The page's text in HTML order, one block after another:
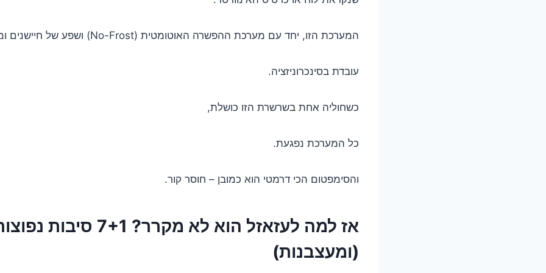
המערכת הזו, יחד עם מערכת ההפשרה האוטומטית (No-Frost) ושפע של חיישנים ומאווררים,
עובדת בסינכרוניזציה.
כשחוליה אחת בשרשרת הזו כושלת,
כל המערכת נפגעת.
והסימפטום הכי דרמטי הוא כמובן – חוסר קור.
אז למה לעזאזל הוא לא מקרר? 7+1 סיבות
(ומעצבנות)